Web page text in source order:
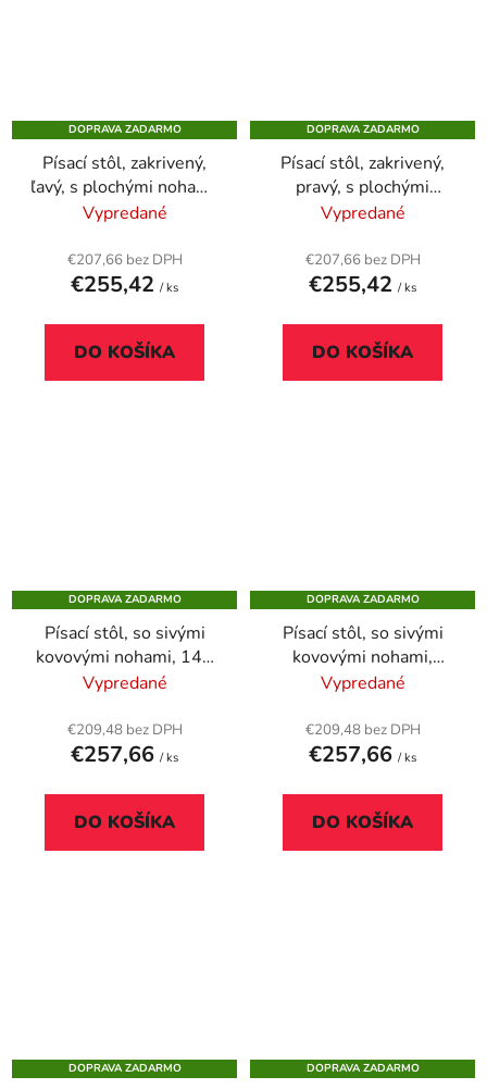
DOPRAVA ZADARMO
Písací stôl, zakrivený,
ľavý, s plochými nohami,
160x80cm, MAYAH
Vypredané
€207,66 bez DPH
€255,42 / ks
DO KOŠÍKA
DOPRAVA ZADARMO
Písací stôl, zakrivený,
pravý, s plochými
nohami, 160x80cm,
23", javor
Vypredané
€207,66 bez DPH
€255,42 / ks
DO KOŠÍKA
DOPRAVA ZADARMO
Písací stôl, so sivými
kovovými nohami, 140
× 70 cm, MAYAH
Vypredané
€209,48 bez DPH
€257,66 / ks
DO KOŠÍKA
DOPRAVA ZADARMO
Písací stôl, so sivými
kovovými nohami,
140x70 cm, MAYAH
Vypredané
€209,48 bez DPH
€257,66 / ks
DO KOŠÍKA
DOPRAVA ZADARMO DOPRAVA ZADARMO